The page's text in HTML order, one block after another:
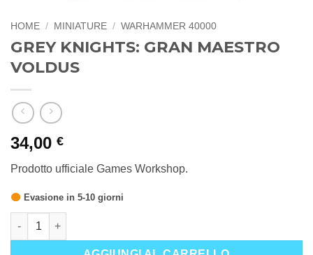
HOME / MINIATURE / WARHAMMER 40000
GREY KNIGHTS: GRAN MAESTRO
VOLDUS
34,00 €
Prodotto ufficiale Games Workshop.
Evasione in 5-10 giorni
GREY KNIGHTS: GRAN MAESTRO VOLDUS quantità